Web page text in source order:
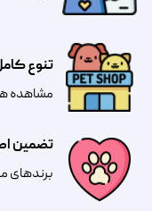
تضمین
​​برندهای
تنوع
مشاهده